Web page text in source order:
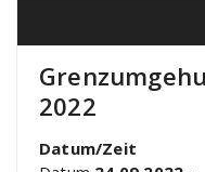
2022
Datum/Zeit